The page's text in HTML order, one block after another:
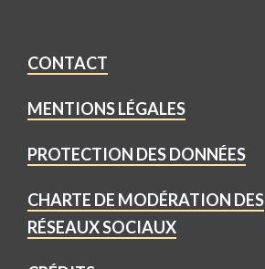
CONTACT
MENTIONS LÉGALES
PROTECTION DES DONNÉES
CHARTE DE MODÉRATION DES
RÉSEAUX SOCIAUX